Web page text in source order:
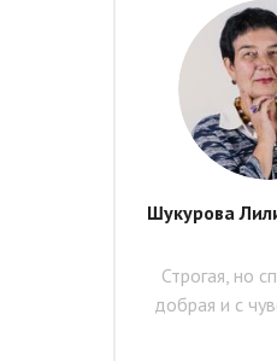
Шукурова
Строгая, но
добрая и с